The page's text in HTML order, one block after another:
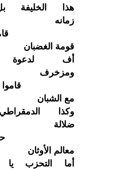
هذا الخليفة
زمانه
قاموا
قومة الغضبان
أف لدعوة
قاموا
مع الشبان
وكذا
ضلالة
حين
معالم الأوثان
أما التحزب